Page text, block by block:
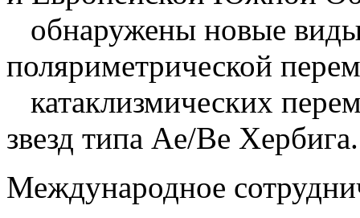
обнаружены новые
поляриметрической
катаклизмических
звезд типа Ae/Be Хербига.
Международное